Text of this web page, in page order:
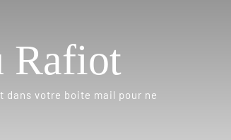
Rafiot
votre boite mail pour ne